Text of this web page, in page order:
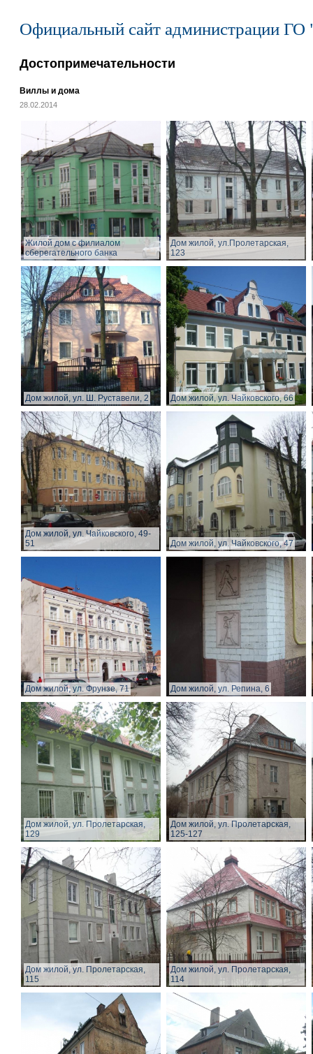
Официальный сайт администрации ГО
Достопримечательности
Виллы и дома
28.02.2014
Жилой дом с филиалом
сберегательного банка
Дом жилой, ул.Пролетарская,
123
Дом жилой, ул. Ш. Руставели, 2 Дом жилой, ул. Чайковского, 66
Дом жилой, ул. Чайковского, 49-
51
Дом жилой, ул. Чайковского, 47
Дом жилой, ул. Фрунзе, 71 Дом жилой, ул. Репина, 6
Дом жилой, ул. Пролетарская,
129
Дом жилой, ул. Пролетарская,
125-127
Дом жилой, ул. Пролетарская,
115
Дом жилой, ул. Пролетарская,
114